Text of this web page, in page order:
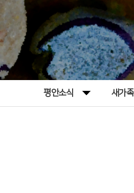
평안소식 새가족